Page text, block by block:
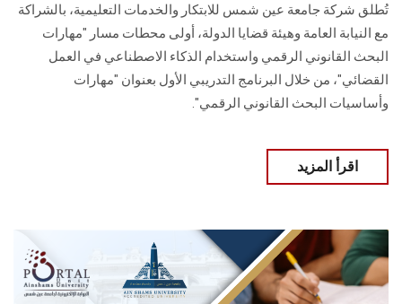
تُطلق شركة جامعة عين شمس للابتكار والخدمات التعليمية، بالشراكة
مع النيابة العامة وهيئة قضايا الدولة، أولى محطات مسار "مهارات
البحث القانوني الرقمي واستخدام الذكاء الاصطناعي في العمل
القضائي"، من خلال البرنامج التدريبي الأول بعنوان "مهارات
وأساسيات البحث القانوني الرقمي".
اقرأ المزيد